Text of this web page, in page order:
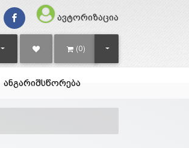
ავტორიზაცია
TOGGLE DROPDOWN(0) TOGGLE DROPDOWN
ანგარიშსწორება